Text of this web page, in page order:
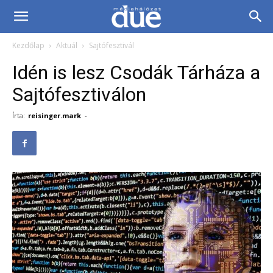
DUE
Médiahálózat…
Kezdőlap Aktuál Sajtófesztivál
Idén is lesz Csodák Tárháza a
Sajtófesztiválon
Írta: reisinger.mark -